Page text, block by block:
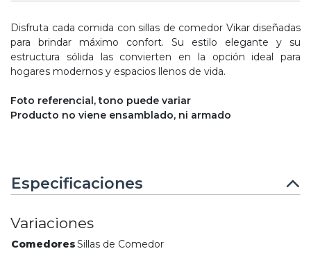
Disfruta cada comida con sillas de comedor Vikar diseñadas
para brindar máximo confort. Su estilo elegante y su
estructura sólida las convierten en la opción ideal para
hogares modernos y espacios llenos de vida.
Foto referencial, tono puede variar
Producto no viene ensamblado, ni armado
Especificaciones
Variaciones
ComedoresSillas de Comedor